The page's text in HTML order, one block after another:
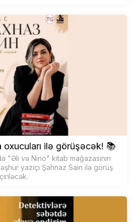
oxucuları ilə görüşəcək! 📚
"Əli və Nino" kitab mağazasının
yazıçı Şahnaz Sain ilə görüş